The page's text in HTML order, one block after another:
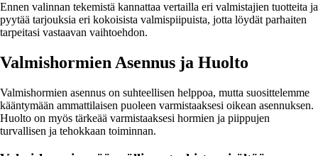
Ennen valinnan tekemistä kannattaa vertailla eri valmistajien tuotteita ja
pyytää tarjouksia eri kokoisista valmispiipuista, jotta löydät parhaiten
tarpeitasi vastaavan vaihtoehdon.
Valmishormien Asennus ja Huolto
Valmishormien asennus on suhteellisen helppoa, mutta suosittelemme
kääntymään ammattilaisen puoleen varmistaaksesi oikean asennuksen.
Huolto on myös tärkeää varmistaaksesi hormien ja piippujen
turvallisen ja tehokkaan toiminnan.